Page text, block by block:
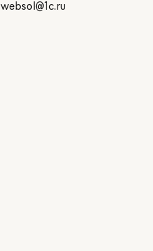
websol@1c.ru